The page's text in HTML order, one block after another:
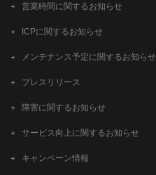
営業時間に関するお知らせ
ICPに関するお知らせ
メンテナンス予定に関するお知らせ
プレスリリース
障害に関するお知らせ
サービス向上に関するお知らせ
キャンペーン情報